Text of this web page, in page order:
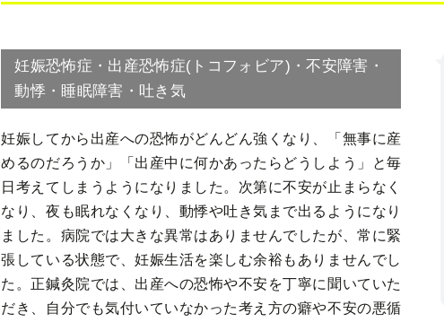
妊娠恐怖症・出産恐怖症(トコフォビア)・不安障害・
動悸・睡眠障害・吐き気
妊娠してから出産への恐怖がどんどん強くなり、「無事に産
めるのだろうか」「出産中に何かあったらどうしよう」と毎
日考えてしまうようになりました。次第に不安が止まらなく
なり、夜も眠れなくなり、動悸や吐き気まで出るようになり
ました。病院では大きな異常はありませんでしたが、常に緊
張している状態で、妊娠生活を楽しむ余裕もありませんでし
た。正鍼灸院では、出産への恐怖や不安を丁寧に聞いていた
だき、自分でも気付いていなかった考え方の癖や不安の悪循